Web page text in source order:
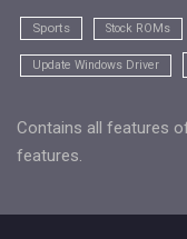
Sports Stock ROMs
Update Windows Driver
Contains all features
features.